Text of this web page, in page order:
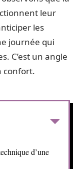
leur
les
journée qui
C’est un angle
confort.
d’une